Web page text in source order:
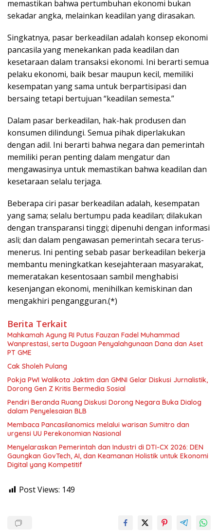
memastikan bahwa pertumbuhan ekonomi bukan
sekadar angka, melainkan keadilan yang dirasakan.
Singkatnya, pasar berkeadilan adalah konsep ekonomi
pancasila yang menekankan pada keadilan dan
kesetaraan dalam transaksi ekonomi. Ini berarti semua
pelaku ekonomi, baik besar maupun kecil, memiliki
kesempatan yang sama untuk berpartisipasi dan
bersaing tetapi bertujuan “keadilan semesta.”
Dalam pasar berkeadilan, hak-hak produsen dan
konsumen dilindungi. Semua pihak diperlakukan
dengan adil. Ini berarti bahwa negara dan pemerintah
memiliki peran penting dalam mengatur dan
mengawasinya untuk memastikan bahwa keadilan dan
kesetaraan selalu terjaga.
Beberapa ciri pasar berkeadilan adalah, kesempatan
yang sama; selalu bertumpu pada keadilan; dilakukan
dengan transparansi tinggi; dipenuhi dengan informasi
asli; dan dalam pengawasan pemerintah secara terus-
menerus. Ini penting sebab pasar berkeadilan bekerja
membantu meningkatkan kesejahteraan masyarakat,
memeratakan kesentosaan sambil menghabisi
kesenjangan ekonomi, menihilkan kemiskinan dan
mengakhiri pengangguran.(*)
Berita Terkait
Mahkamah Agung RI Putus Fauzan Fadel Muhammad
Wanprestasi, serta Dugaan Penyalahgunaan Dana dan Aset
PT GME
Cak Sholeh Pulang
Pokja PWI Walikota Jaktim dan GMNI Gelar Diskusi Jurnalistik,
Dorong Gen Z Kritis Bermedia Sosial
Pendiri Beranda Ruang Diskusi Dorong Negara Buka Dialog
dalam Penyelesaian BLB
Membaca Pancasilanomics melalui warisan Sumitro dan
urgensi UU Perekonomian Nasional
Menyelaraskan Pemerintah dan Industri di DTI-CX 2026: DEN
Gaungkan GovTech, AI, dan Keamanan Holistik untuk Ekonomi
Digital yang Kompetitif
Post Views: 149